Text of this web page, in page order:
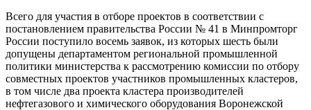
Всего для участия в отборе проектов в соответствии с
постановлением правительства России № 41 в Минпромторг
России поступило восемь заявок, из которых шесть были
допущены департаментом региональной промышленной
политики министерства к рассмотрению комиссии по отбору
совместных проектов участников промышленных кластеров,
в том числе два проекта кластера производителей
нефтегазового и химического оборудования Воронежской